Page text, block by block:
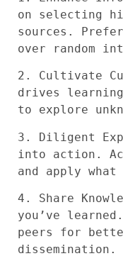
on selecting
sources.
over random
2. Cultivate
drives
to explore
3. Diligent
into action.
and apply
4. Share
you’ve
peers for
dissemination.